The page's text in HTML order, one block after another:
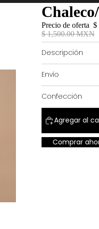
Precio de oferta $
$ 1,500.00 MXN
Descripción
Envío
Confección
Agregar al
Comprar